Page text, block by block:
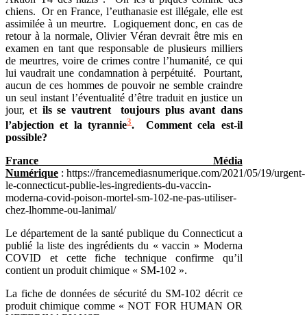
chiens. Or en France, l’euthanasie est illégale, elle est
assimilée à un meurtre. Logiquement donc, en cas de
retour à la normale, Olivier Véran devrait être mis en
examen en tant que responsable de plusieurs milliers
de meurtres, voire de crimes contre l’humanité, ce qui
lui vaudrait une condamnation à perpétuité. Pourtant,
aucun de ces hommes de pouvoir ne semble craindre
un seul instant l’éventualité d’être traduit en justice un
jour, et ils se vautrent toujours plus avant dans
l’abjection et la tyrannie3. Comment cela est-il
possible?
France Média
Numérique : https://francemediasnumerique.com/2021/05/19/urgent-
le-connecticut-publie-les-ingredients-du-vaccin-
moderna-covid-poison-mortel-sm-102-ne-pas-utiliser-
chez-lhomme-ou-lanimal/
Le département de la santé publique du Connecticut a
publié la liste des ingrédients du « vaccin » Moderna
COVID et cette fiche technique confirme qu’il
contient un produit chimique « SM-102 ».
La fiche de données de sécurité du SM-102 décrit ce
produit chimique comme « NOT FOR HUMAN OR